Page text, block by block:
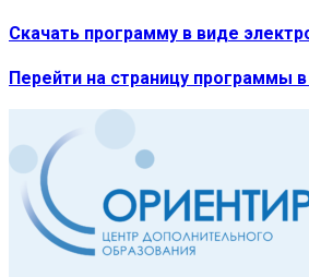
Скачать программу в виде
Перейти на страницу программы